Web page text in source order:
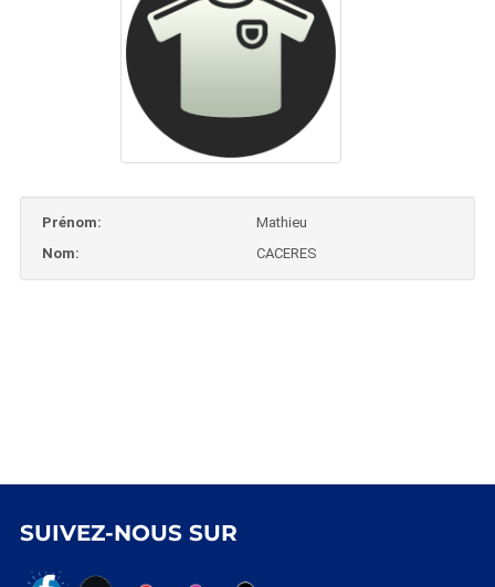
Prénom:
Mathieu
Nom:
CACERES
SUIVEZ-NOUS SUR